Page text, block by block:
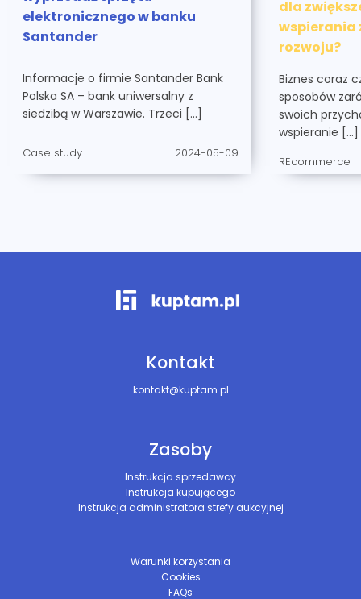
elektronicznego w banku
Santander
Informacje o firmie Santander Bank
Polska SA – bank uniwersalny z
siedzibą w Warszawie. Trzeci […]
Case study 2024-05-09
dla
wspierania
rozwoju?
Biznes coraz
sposobów
swoich
wspieranie […]
REcommerce
Kontakt
kontakt@kuptam.pl
Zasoby
Instrukcja sprzedawcy
Instrukcja kupującego
Instrukcja administratora strefy aukcyjnej
Warunki korzystania
Cookies
FAQs